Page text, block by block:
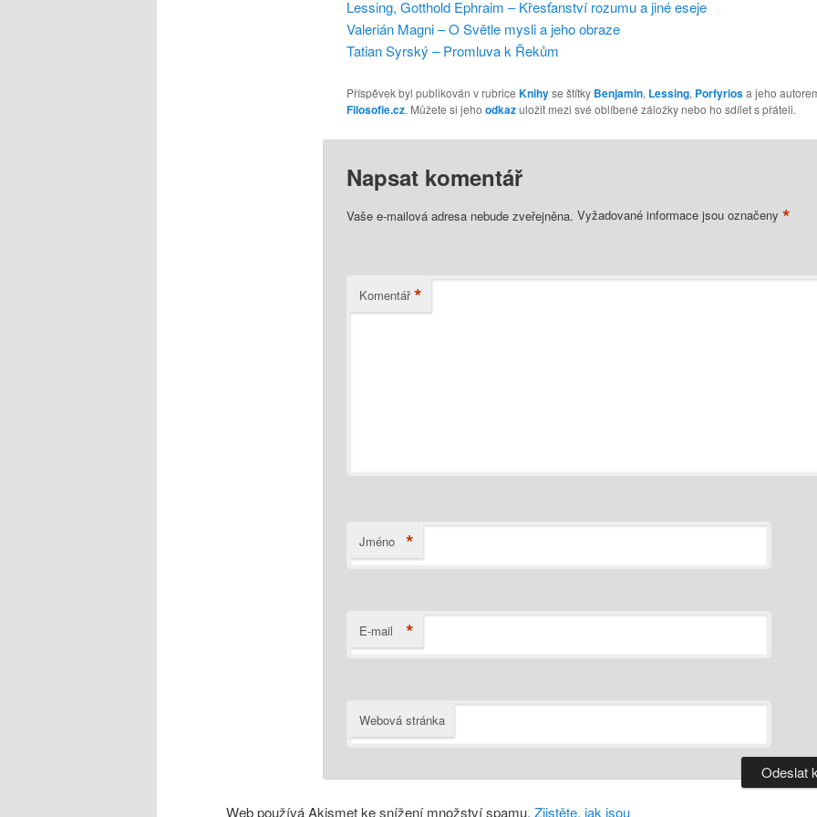
Lessing, Gotthold Ephraim – Křesťanství rozumu a jiné eseje
Valerián Magni – O Světle mysli a jeho obraze
Tatian Syrský – Promluva k Řekům
Příspěvek byl publikován v rubrice Knihyse štítky Benjamin, Lessing, Porfyriosa jeho
Filosofie.cz. Můžete si jeho odkazuložit mezi své oblíbené záložky nebo ho sdílet s přáteli.
Napsat komentář
Vaše e-mailová adresa nebude zveřejněna. Vyžadované informace jsou označeny *
Komentář *
Jméno *
E-mail *
Webová stránka
Web používá Akismet ke snížení množství spamu. Zjistěte, jak jsou